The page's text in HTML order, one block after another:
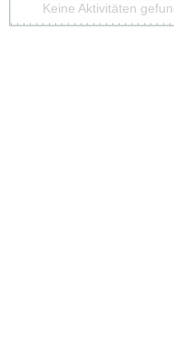
Keine Aktivitäten